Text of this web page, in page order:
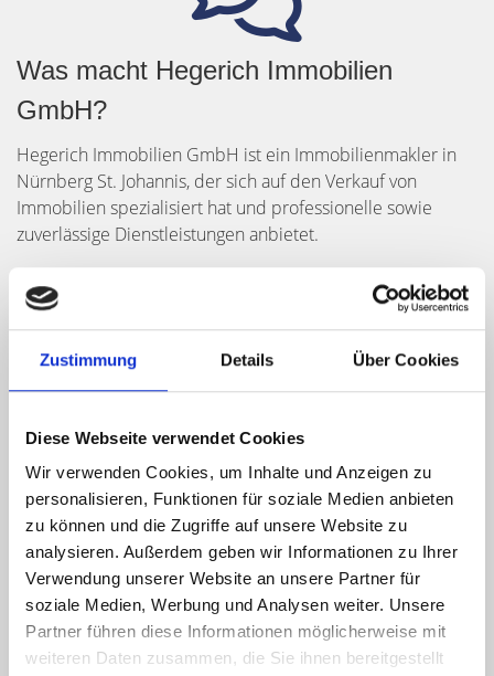
Zustimmung Details Über Cookies
Diese Webseite verwendet Cookies
Wir verwenden Cookies, um Inhalte und Anzeigen zu
personalisieren, Funktionen für soziale Medien anbieten
zu können und die Zugriffe auf unsere Website zu
analysieren. Außerdem geben wir Informationen zu Ihrer
Verwendung unserer Website an unsere Partner für
soziale Medien, Werbung und Analysen weiter. Unsere
Partner führen diese Informationen möglicherweise mit
weiteren Daten zusammen, die Sie ihnen bereitgestellt
Was macht Hegerich Immobilien
GmbH?
Hegerich Immobilien GmbH ist ein Immobilienmakler in
Nürnberg St. Johannis, der sich auf den Verkauf von
Immobilien spezialisiert hat und professionelle sowie
zuverlässige Dienstleistungen anbietet.
Wie kann ich meine Immobilie in
Nürnberg St. Johannis verkaufen?
Um Ihre Immobilie zügig und zum Preis zu verkaufen,
können Sie die Dienste von Hegerich Immobilien in
Anspruch nehmen, die über umfassende Orts- und
Marktkenntnisse verfügen.